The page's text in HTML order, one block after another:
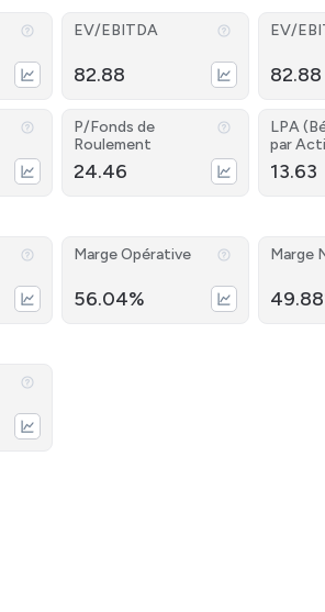
EV/EBITDA
82.88
EV/
82.88
P/Fonds de
Roulement
24.46
LPA
par
13.63
Marge Opérative
56.04%
Marge